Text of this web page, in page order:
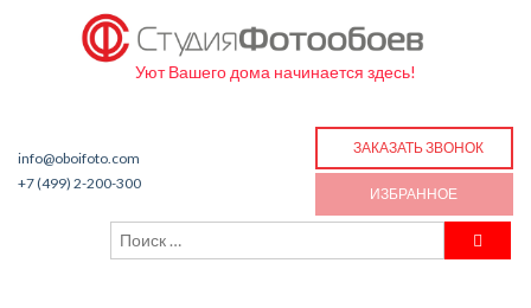
Уют Вашего дома начинается здесь!
info@oboifoto.com
+7 (499) 2-200-300
ЗАКАЗАТЬ ЗВОНОК
ИЗБРАННОЕ